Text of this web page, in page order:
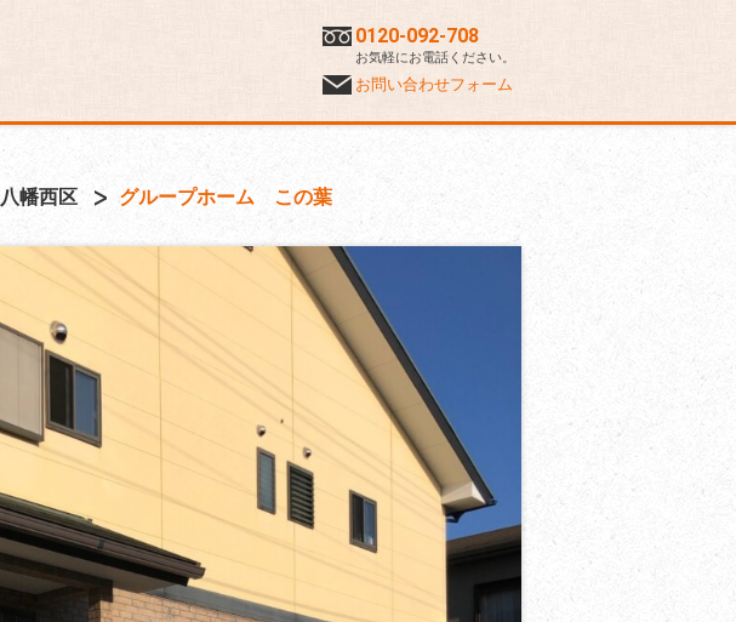
0120-092-708
お気軽にお電話ください。
お問い合わせフォーム
八幡西区 グループホーム この葉